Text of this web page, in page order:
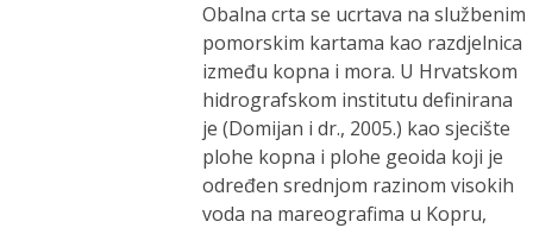
Obalna crta se ucrtava na službenim
pomorskim kartama kao razdjelnica
između kopna i mora. U Hrvatskom
hidrografskom institutu definirana
je (Domijan i dr., 2005.) kao sjecište
plohe kopna i plohe geoida koji je
određen srednjom razinom visokih
voda na mareografima u Kopru,